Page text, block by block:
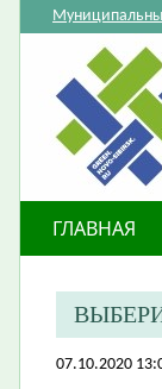
ГЛАВНАЯ
07.10.2020